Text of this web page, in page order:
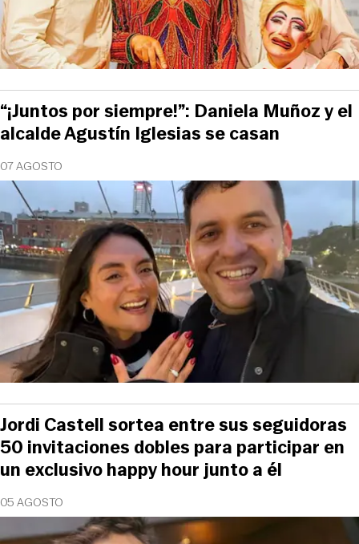
07 AGOSTO
“¡Juntos por siempre!”: Daniela Muñoz y el
alcalde Agustín Iglesias se casan
05 AGOSTO
Jordi Castell sortea entre sus seguidoras
50 invitaciones dobles para participar en
un exclusivo happy hour junto a él